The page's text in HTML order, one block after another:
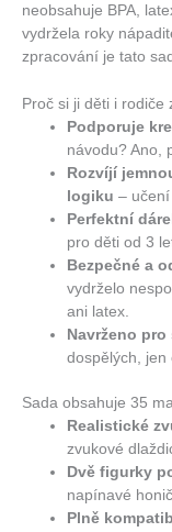
neobsahuje BPA,
vydržela roky
zpracování je tato
Proč si ji děti i rodiče
Podporuje
návodu? Ano,
Rozvíjí
logiku – učení
Perfektní
pro děti od 3
Bezpečné a
vydrželo
ani latex.
Navrženo
dospělých, jen
Sada obsahuje 35
Realistické
zvukové
Dvě figurky
napínavé
Plně